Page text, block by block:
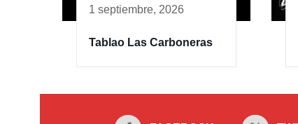
1 septiembre, 2026
Tablao Las Carboneras